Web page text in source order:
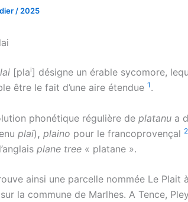
/ 2025
[plai] désigne un érable sycomore,
être le fait d’une aire étendue 1 .
phonétique régulière de platanu a
plai), plaino pour le francoprovençal 2
plane tree « platane ».
ainsi une parcelle nommée Le Plait
la commune de Marlhes. A Tence,